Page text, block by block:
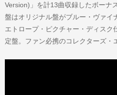
Version)」を計13曲収録したボーナ
盤はオリジナル盤がブルー・ヴァイ
エトロープ・ピクチャー・ディスク
定盤。ファン必携のコレクターズ・